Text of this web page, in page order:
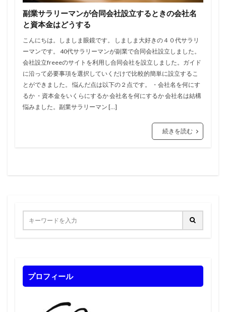
副業サラリーマンが合同会社設立するときの会社名
と資本金はどうする
こんにちは。しましま眼鏡です。 しましま大好きの４０代サラリ
ーマンです。 40代サラリーマンが副業で合同会社設立しました。
会社設立freeeのサイトを利用し合同会社を設立しました。ガイド
に沿って必要事項を選択していくだけで比較的簡単に設立するこ
とができました。 悩んだ点は以下の２点です。 ・会社名を何にす
るか ・資本金をいくらにするか 会社名を何にするか 会社名は結構
悩みました。副業サラリーマン […]
続きを読む
プロフィール